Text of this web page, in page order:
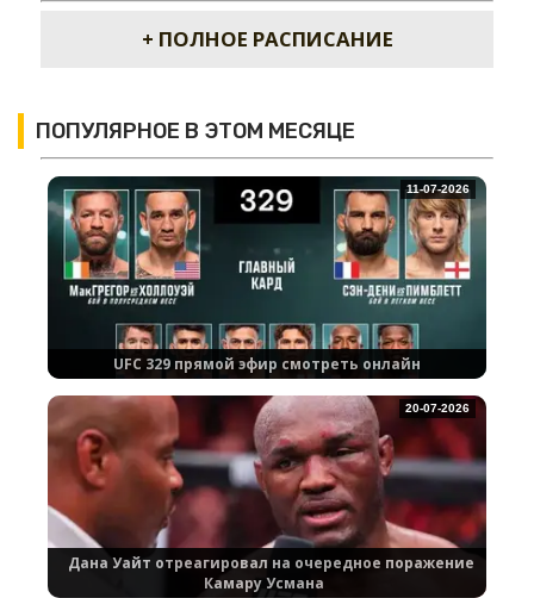
+ ПОЛНОЕ РАСПИСАНИЕ
ПОПУЛЯРНОЕ В ЭТОМ МЕСЯЦЕ
UFC 329 прямой эфир смотреть онлайн
11-07-2026
Дана Уайт отреагировал на очередное поражение
Камару Усмана
20-07-2026